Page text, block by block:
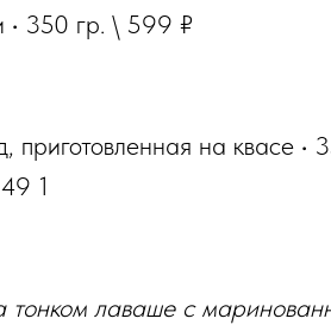
· 350 гр. \ 599 ₽
приготовленная на квасе ·
1
тонком лаваше с